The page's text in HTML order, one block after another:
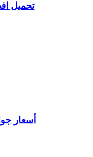
تحميل افضل 10 العاب
أسعار